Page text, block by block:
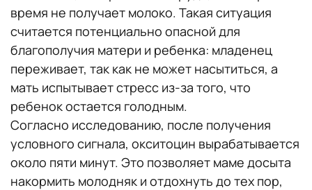
время не получает молоко. Такая ситуация
считается потенциально опасной для
благополучия матери и ребенка: младенец
переживает, так как не может насытиться, а
мать испытывает стресс из-за того, что
ребенок остается голодным.
Согласно исследованию, после получения
условного сигнала, окситоцин вырабатывается
около пяти минут. Это позволяет маме досыта
накормить молодняк и отдохнуть до тех пор,